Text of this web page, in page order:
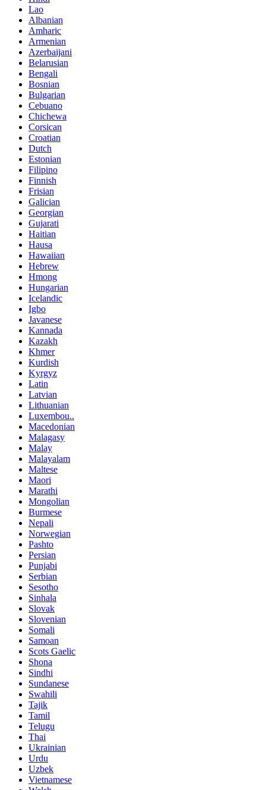
Lao
Albanian
Amharic
Armenian
Azerbaijani
Belarusian
Bengali
Bosnian
Bulgarian
Cebuano
Chichewa
Corsican
Croatian
Dutch
Estonian
Filipino
Finnish
Frisian
Galician
Georgian
Gujarati
Haitian
Hausa
Hawaiian
Hebrew
Hmong
Hungarian
Icelandic
Igbo
Javanese
Kannada
Kazakh
Khmer
Kurdish
Kyrgyz
Latin
Latvian
Lithuanian
Luxembou..
Macedonian
Malagasy
Malay
Malayalam
Maltese
Maori
Marathi
Mongolian
Burmese
Nepali
Norwegian
Pashto
Persian
Punjabi
Serbian
Sesotho
Sinhala
Slovak
Slovenian
Somali
Samoan
Scots Gaelic
Shona
Sindhi
Sundanese
Swahili
Tajik
Tamil
Telugu
Thai
Ukrainian
Urdu
Uzbek
Vietnamese